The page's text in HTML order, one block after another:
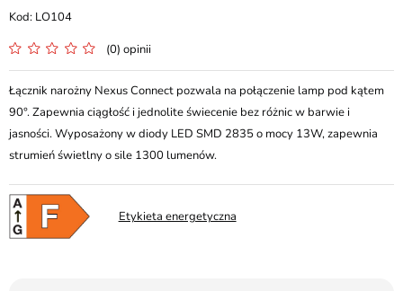
LO104
(0) opinii
Łącznik narożny Nexus Connect pozwala na połączenie lamp pod kątem
90°. Zapewnia ciągłość i jednolite świecenie bez różnic w barwie i
jasności. Wyposażony w diody LED SMD 2835 o mocy 13W, zapewnia
strumień świetlny o sile 1300 lumenów.
Etykieta energetyczna